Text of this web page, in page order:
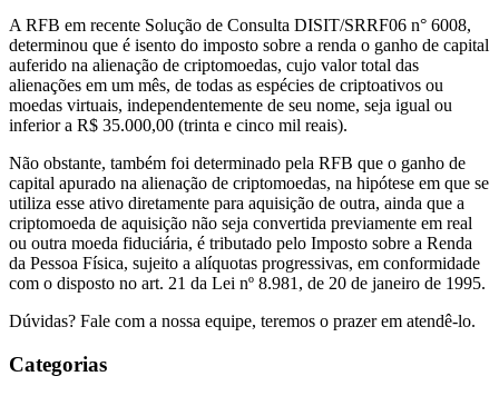
A RFB em recente Solução de Consulta DISIT/SRRF06 n° 6008,
determinou que é isento do imposto sobre a renda o ganho de capital
auferido na alienação de criptomoedas, cujo valor total das
alienações em um mês, de todas as espécies de criptoativos ou
moedas virtuais, independentemente de seu nome, seja igual ou
inferior a R$ 35.000,00 (trinta e cinco mil reais).
Não obstante, também foi determinado pela RFB que o ganho de
capital apurado na alienação de criptomoedas, na hipótese em que se
utiliza esse ativo diretamente para aquisição de outra, ainda que a
criptomoeda de aquisição não seja convertida previamente em real
ou outra moeda fiduciária, é tributado pelo Imposto sobre a Renda
da Pessoa Física, sujeito a alíquotas progressivas, em conformidade
com o disposto no art. 21 da Lei nº 8.981, de 20 de janeiro de 1995.
Dúvidas? Fale com a nossa equipe, teremos o prazer em atendê-lo.
Categorias